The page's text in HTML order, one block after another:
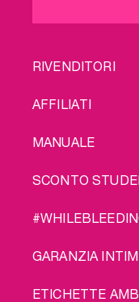
FOOTER
RIVENDITORI
AFFILIATI
MANUALE
SCONTO
GARANZIA
ETICHETTE